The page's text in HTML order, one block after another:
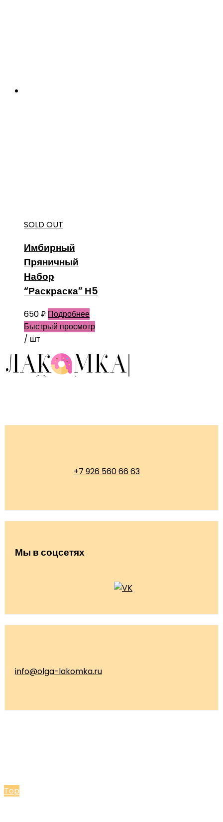
SOLD OUT
Имбирный
Пряничный
Набор
“Раскраска” Н5
650₽ Подробнее
Быстрый просмотр
/ шт
+7 926 560 66 63
Мы в соцсетях
info@olga-lakomka.ru
Top